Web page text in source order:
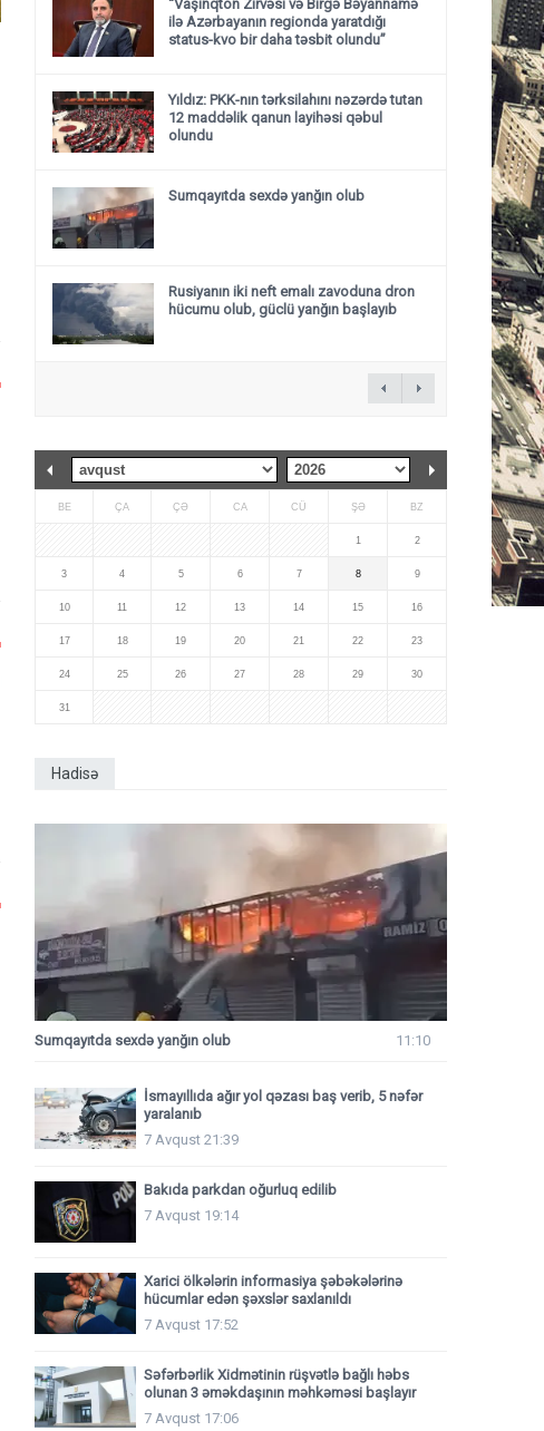
“Vaşinqton Zirvəsi və Birgə Bəyannamə
ilə Azərbayanın regionda yaratdığı
status-kvo bir daha təsbit olundu”
Yıldız: PKK-nın tərksilahını nəzərdə tutan
12 maddəlik qanun layihəsi qəbul
olundu ​​​​​​​
Sumqayıtda sexdə yanğın olub
Rusiyanın iki neft emalı zavoduna dron
hücumu olub, güclü yanğın başlayıb
BE ÇA ÇƏ CA CÜ ŞƏ BZ
1 2
3 4 5 6 7 8 9
10 11 12 13 14 15 16
17 18 19 20 21 22 23
24 25 26 27 28 29 30
31
Hadisə
Sumqayıtda sexdə yanğın olub 11:10
İsmayıllıda ağır yol qəzası baş verib, 5 nəfər
yaralanıb
7 Avqust 21:39
Bakıda parkdan oğurluq edilib
7 Avqust 19:14
Xarici ölkələrin informasiya şəbəkələrinə
hücumlar edən şəxslər saxlanıldı
7 Avqust 17:52
Səfərbərlik Xidmətinin rüşvətlə bağlı həbs
olunan 3 əməkdaşının məhkəməsi başlayır
7 Avqust 17:06